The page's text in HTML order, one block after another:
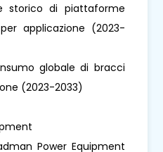
storico di piattaforme
applicazione (2023-
globale di bracci
(2023-2033)
Power Equipment